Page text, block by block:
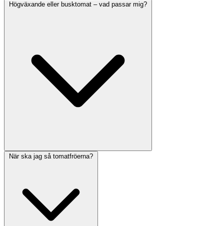
Högväxande eller busktomat – vad passar mig?
När ska jag så tomatfröerna?